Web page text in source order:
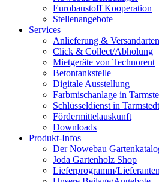
Eurobaustoff Kooperation
Stellenangebote
Services
Anlieferung &
Click & Collect/Abholung
Mietgeräte von Technorent
Betontankstelle
Digitale Ausstellung
Farbmischanlage in
Schlüsseldienst in
Fördermittelauskunft
Downloads
Produkt-Infos
Der Nowebau
Joda Gartenholz Shop
Lieferprogramm/Lieferanten